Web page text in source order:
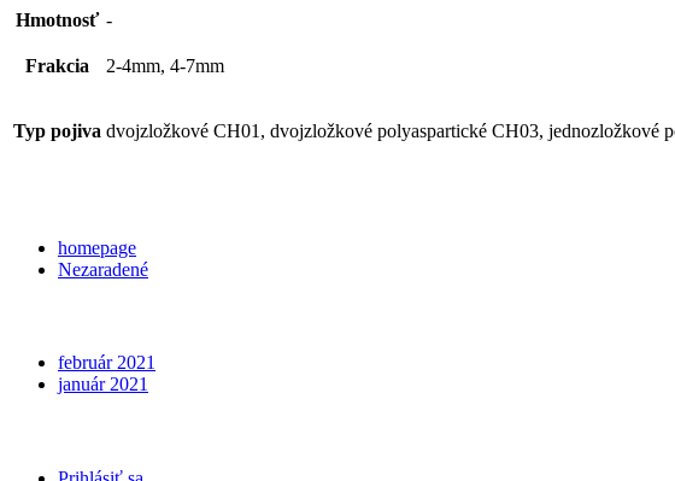
Hmotnosť -
Frakcia 2-4mm, 4-7mm
Typ pojiva dvojzložkové CH01, dvojzložkové polyaspartické CH03, jednozložkové
homepage
Nezaradené
február 2021
január 2021